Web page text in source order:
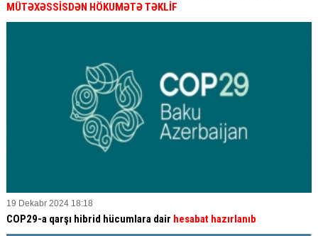
MÜTƏXƏSSİSDƏN HÖKUMƏTƏ TƏKLİF
19 Dekabr 2024 18:18
COP29-a qarşı hibrid hücumlara dair hesabat hazırlanıb